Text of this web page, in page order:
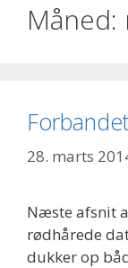
Måned:
28. marts
Næste afsnit
rødhårede
dukker op